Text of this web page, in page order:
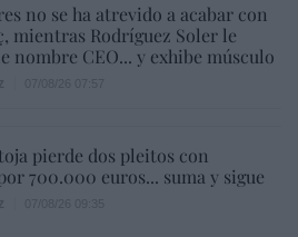
no se ha atrevido a acabar con
mientras Rodríguez Soler le
nombre CEO... y exhibe músculo
pierde dos pleitos con
700.000 euros... suma y sigue